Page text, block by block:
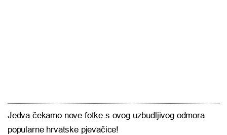
Jedva čekamo nove fotke s ovog uzbudljivog odmora
popularne hrvatske pjevačice!